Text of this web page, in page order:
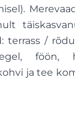
terrass /
föön,
ja tee